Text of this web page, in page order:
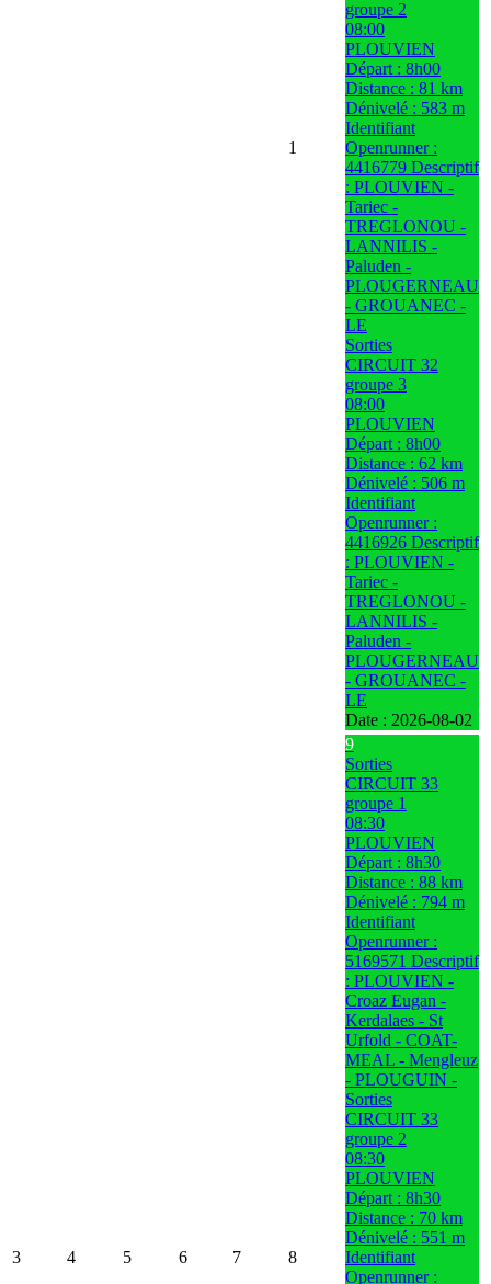
1
groupe 2
08:00
PLOUVIEN
Départ : 8h00
Distance : 81 km
Dénivelé : 583 m
Identifiant
Openrunner :
4416779 Descriptif
: PLOUVIEN -
Tariec -
TREGLONOU -
LANNILIS -
Paluden -
PLOUGERNEAU
- GROUANEC -
LE
Sorties
CIRCUIT 32
groupe 3
08:00
PLOUVIEN
Départ : 8h00
Distance : 62 km
Dénivelé : 506 m
Identifiant
Openrunner :
4416926 Descriptif
: PLOUVIEN -
Tariec -
TREGLONOU -
LANNILIS -
Paluden -
PLOUGERNEAU
- GROUANEC -
LE
Date : 2026-08-02
3 4 5 6 7 8
9
Sorties
CIRCUIT 33
groupe 1
08:30
PLOUVIEN
Départ : 8h30
Distance : 88 km
Dénivelé : 794 m
Identifiant
Openrunner :
5169571 Descriptif
: PLOUVIEN -
Croaz Eugan -
Kerdalaes - St
Urfold - COAT-
MEAL - Mengleuz
- PLOUGUIN -
Sorties
CIRCUIT 33
groupe 2
08:30
PLOUVIEN
Départ : 8h30
Distance : 70 km
Dénivelé : 551 m
Identifiant
Openrunner :